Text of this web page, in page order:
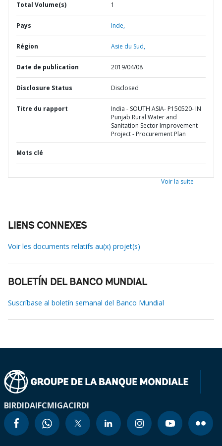
Total Volume(s) 1
Pays Inde,
Région Asie du Sud,
Date de publication 2019/04/08
Disclosure Status Disclosed
Titre du rapport
India - SOUTH ASIA- P150520- IN
Punjab Rural Water and
Sanitation Sector Improvement
Project - Procurement Plan
Mots clé
Voir la suite
LIENS CONNEXES
Voir les documents relatifs au(x) projet(s)
BOLETÍN DEL BANCO MUNDIAL
Suscríbase al boletín semanal del Banco Mundial
BIRDIDAIFCMIGACIRDI